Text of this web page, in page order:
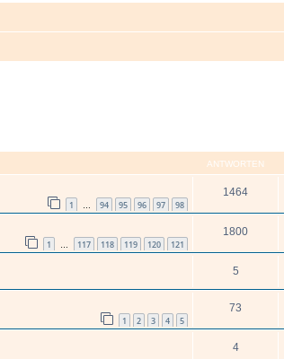
ANTWORTEN
1 … 94 95 96 97 98
1464
1 … 117 118 119 120 121
1800
5
1 2 3 4 5
73
4